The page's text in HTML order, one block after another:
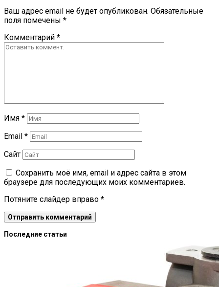
Ваш адрес email не будет опубликован. Обязательные
поля помечены *
Комментарий *
Имя *
Email *
Сайт
Сохранить моё имя, email и адрес сайта в этом
браузере для последующих моих комментариев.
Потяните слайдер вправо *
Последние статьи